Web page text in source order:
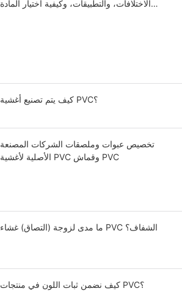
الاختلافات، والتطبيقات، وكيفية اختيار المادة
كيف يتم تصنيع أغشية PVC؟
تخصيص عبوات وملصقات الشركات المصنعة
الأصلية لأغشية PVC وقماش PVC
ما مدى لزوجة (التصاق) غشاء PVC الشفاف؟
كيف نضمن ثبات اللون في منتجات PVC؟